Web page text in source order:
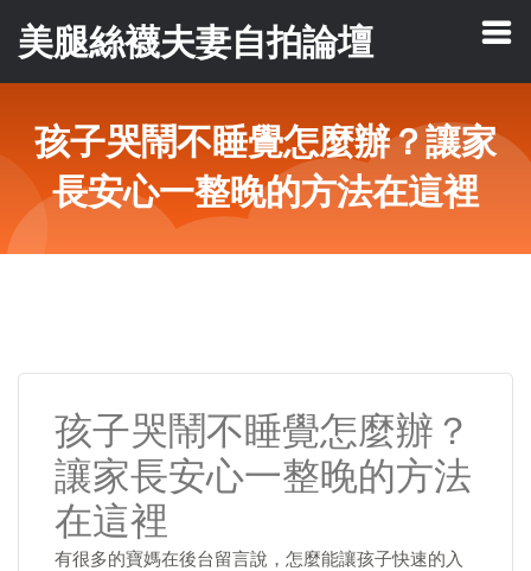
美腿絲襪夫妻自拍論壇
孩子哭鬧不睡覺怎麼辦？讓家
長安心一整晚的方法在這裡
孩子哭鬧不睡覺怎麼辦？
讓家長安心一整晚的方法
在這裡
有很多的寶媽在後台留言說，怎麼能讓孩子快速的入